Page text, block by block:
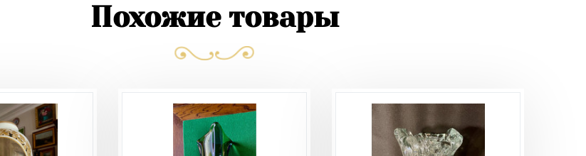
Похожие товары